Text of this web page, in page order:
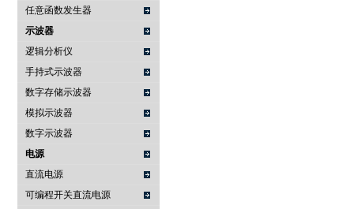
任意函数发生器
示波器
逻辑分析仪
手持式示波器
数字存储示波器
模拟示波器
数字示波器
电源
直流电源
可编程开关直流电源